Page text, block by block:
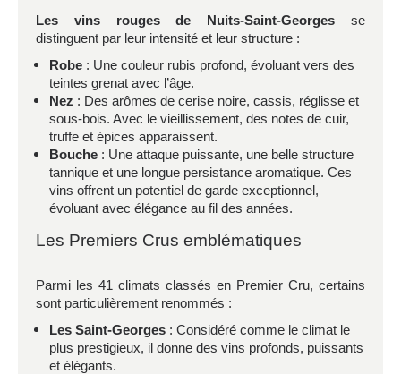
Les vins rouges de Nuits-Saint-Georges se
distinguent par leur intensité et leur structure :
Robe : Une couleur rubis profond, évoluant vers des
teintes grenat avec l’âge.
Nez : Des arômes de cerise noire, cassis, réglisse et
sous-bois. Avec le vieillissement, des notes de cuir,
truffe et épices apparaissent.
Bouche : Une attaque puissante, une belle structure
tannique et une longue persistance aromatique. Ces
vins offrent un potentiel de garde exceptionnel,
évoluant avec élégance au fil des années.
Les Premiers Crus emblématiques
Parmi les 41 climats classés en Premier Cru, certains
sont particulièrement renommés :
Les Saint-Georges : Considéré comme le climat le
plus prestigieux, il donne des vins profonds, puissants
et élégants.